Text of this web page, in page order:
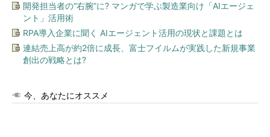
開発担当者の“右腕”に? マンガで学ぶ製造業向け「AIエージェ
ント」活用術
RPA導入企業に聞く AIエージェント活用の現状と課題とは
連結売上高が約2倍に成長、富士フイルムが実践した新規事業
創出の戦略とは?
今、あなたにオススメ